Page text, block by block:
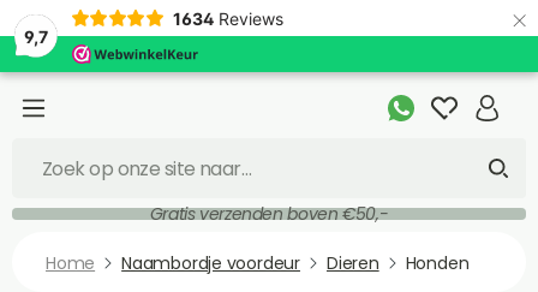
9,7
1634 Reviews ×
Gratis verzenden boven €50,-
Home Naambordje voordeur Dieren Honden